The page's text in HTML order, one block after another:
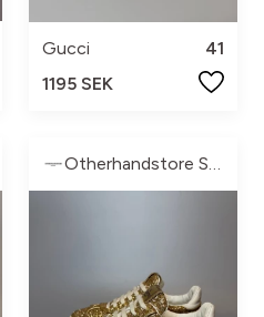
Gucci
41
1195 SEK